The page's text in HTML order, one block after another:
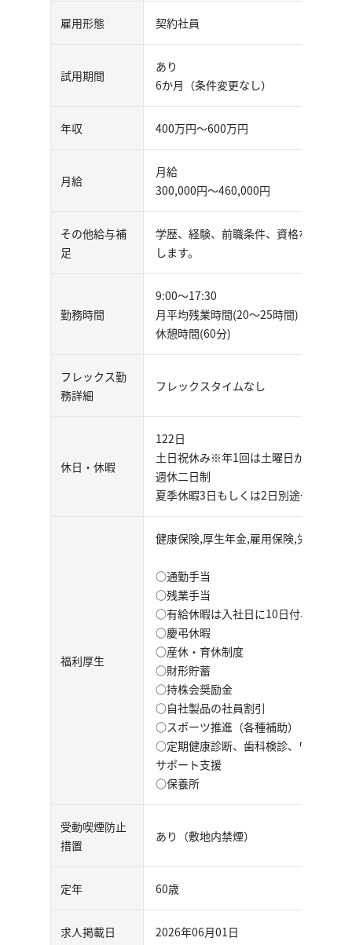
雇用形態 契約社員
試用期間
あり
6か月（条件変更なし）
年収 400万円〜600万円
月給
月給
300,000円〜460,000円
その他給与補
足
学歴、経験、前職条件、資格などを総
します。
勤務時間
9:00～17:30
月平均残業時間(20～25時間)
休憩時間(60分)
フレックス勤
務詳細
フレックスタイムなし
休日・休暇
122日
土日祝休み※年1回は土曜日が勤務日
週休二日制
夏季休暇3日もしくは2日別途付与あり
福利厚生
健康保険,厚生年金,雇用保険,労災保険
○通勤手当
○残業手当
○有給休暇は入社日に10日付与、以降
○慶弔休暇
○産休・育休制度
○財形貯蓄
○持株会奨励金
○自社製品の社員割引
○スポーツ推進（各種補助）
○定期健康診断、歯科検診、ワクチン
サポート支援
○保養所
受動喫煙防止
措置
あり（敷地内禁煙）
定年 60歳
求人掲載日 2026年06月01日